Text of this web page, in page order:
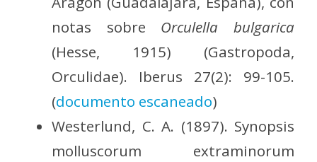
notas sobre Orculella bulgarica
(Hesse, 1915) (Gastropoda,
Orculidae). Iberus 27(2): 99-105.
(documento escaneado)
Westerlund, C. A. (1897). Synopsis
molluscorum extraminorum